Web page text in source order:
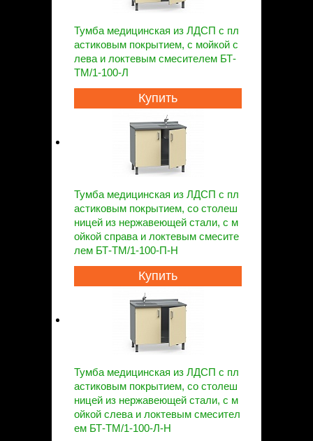
Тумба медицинская из ЛДСП с пл
астиковым покрытием, с мойкой с
лева и локтевым смесителем БТ-
ТМ/1-100-Л
Купить
Тумба медицинская из ЛДСП с пл
астиковым покрытием, со столеш
ницей из нержавеющей стали, с м
ойкой справа и локтевым смесите
лем БТ-ТМ/1-100-П-Н
Купить
Тумба медицинская из ЛДСП с пл
астиковым покрытием, со столеш
ницей из нержавеющей стали, с м
ойкой слева и локтевым смесител
ем БТ-ТМ/1-100-Л-Н